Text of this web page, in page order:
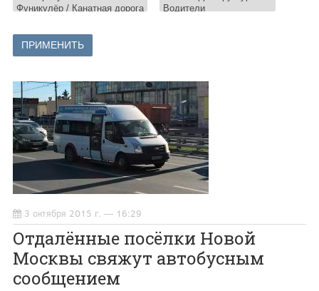
3 октября 2015 г. — 16:29
Отдалённые посёлки Новой
Москвы свяжут автобусным
сообщением